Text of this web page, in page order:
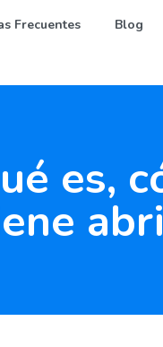
Frecuentes Blog
es,